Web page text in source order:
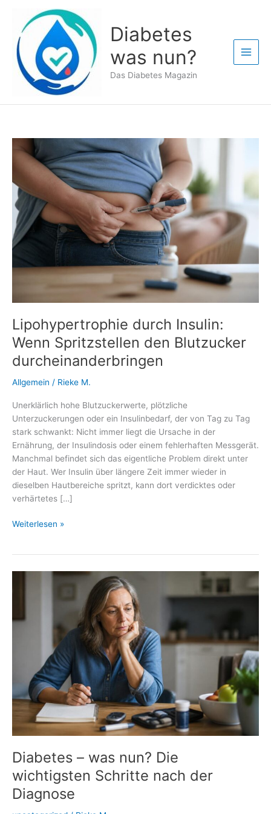
springen
Diabetes
was nun?
Das Diabetes Magazin
Lipohypertrophie durch Insulin:
Wenn Spritzstellen den Blutzucker
durcheinanderbringen
Allgemein / Rieke M.
Unerklärlich hohe Blutzuckerwerte, plötzliche
Unterzuckerungen oder ein Insulinbedarf, der von Tag zu Tag
stark schwankt: Nicht immer liegt die Ursache in der
Ernährung, der Insulindosis oder einem fehlerhaften Messgerät.
Manchmal befindet sich das eigentliche Problem direkt unter
der Haut. Wer Insulin über längere Zeit immer wieder in
dieselben Hautbereiche spritzt, kann dort verdicktes oder
verhärtetes […]
Lipohypertrophie
Spritzstellen
durcheinanderbringen
Weiterlesen »
Diabetes – was nun? Die
wichtigsten Schritte nach der
Diagnose